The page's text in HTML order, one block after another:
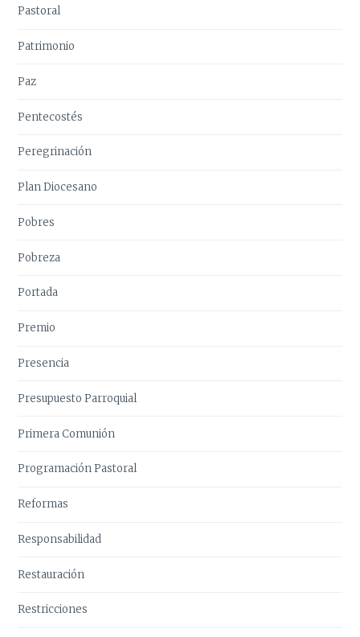
Pastoral
Patrimonio
Paz
Pentecostés
Peregrinación
Plan Diocesano
Pobres
Pobreza
Portada
Premio
Presencia
Presupuesto Parroquial
Primera Comunión
Programación Pastoral
Reformas
Responsabilidad
Restauración
Restricciones